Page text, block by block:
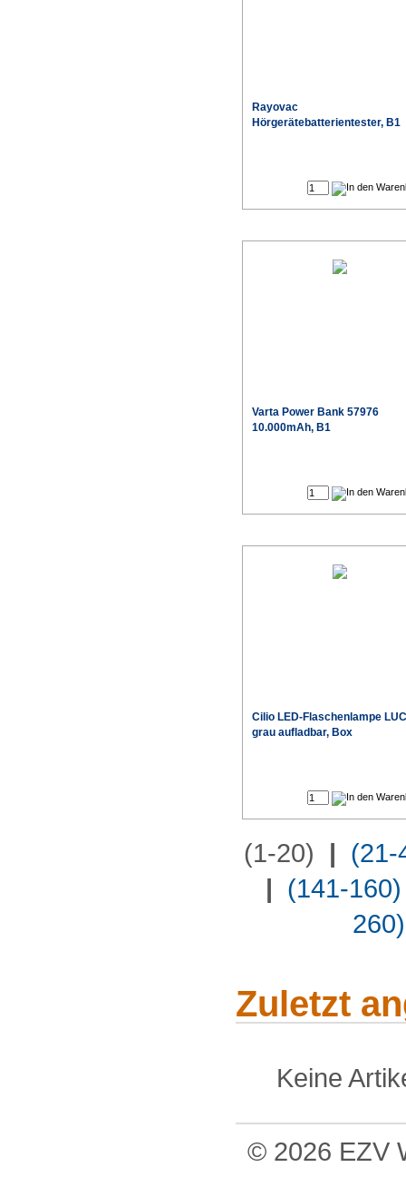
Rayovac
Hörgerätebatterientester, B1
Varta Power Bank 57976
10.000mAh, B1
Cilio LED-Flaschenlampe
grau aufladbar, Box
(1-20) | (21-
| (141-160)
260)
Zuletzt
Keine
© 2026 EZV